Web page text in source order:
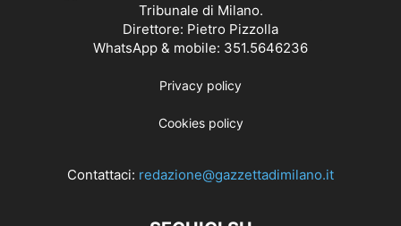
Tribunale di Milano.
Direttore: Pietro Pizzolla
WhatsApp & mobile: 351.5646236
Privacy policy
Cookies policy
Contattaci: redazione@gazzettadimilano.it